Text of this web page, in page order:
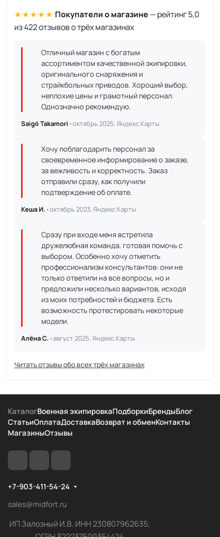
★★★★★ Покупатели о магазине — рейтинг 5,0
из 422 отзывов о трёх магазинах
Отличный магазин с богатым
ассортиментом качественной экипировки,
оригинального снаряжения и
страйкбольных приводов. Хороший выбор,
неплохие цены и грамотный персонал.
Однозначно рекомендую.
Saigō Takamori ·октябрь 2025, Яндекс.Карты
Хочу поблагодарить персонал за
своевременное информирование о заказе,
за вежливость и корректность. Заказ
отправили сразу, как получили
подтверждение об оплате.
Кеша И. ·октябрь 2023, Яндекс.Карты
Сразу при входе меня встретила
дружелюбная команда, готовая помочь с
выбором. Особенно хочу отметить
профессионализм консультантов: они не
только ответили на все вопросы, но и
предложили несколько вариантов, исходя
из моих потребностей и бюджета. Есть
возможность протестировать некоторые
модели.
Алёна С. ·август 2025, Яндекс.Карты
Читать отзывы обо всех трёх магазинах
КаталогВоенная экипировкаПодборкиБрендыБлог
СтатьиОплатаДоставкаВозврат и обменКонтакты
МагазиныОтзывы
+7-903-411-54-24
sales@midfort.ru
ИП Залозный И.В. ИНН 230807962635,